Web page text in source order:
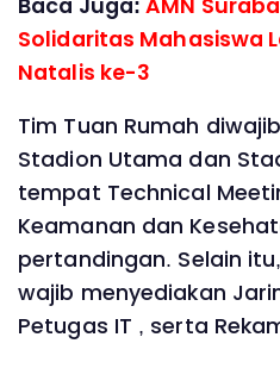
Solidaritas Mahasiswa
Natalis ke-3
Tim Tuan Rumah
Stadion Utama dan
tempat Technical
Keamanan dan
pertandingan. Selain
wajib menyediakan
Petugas IT , serta